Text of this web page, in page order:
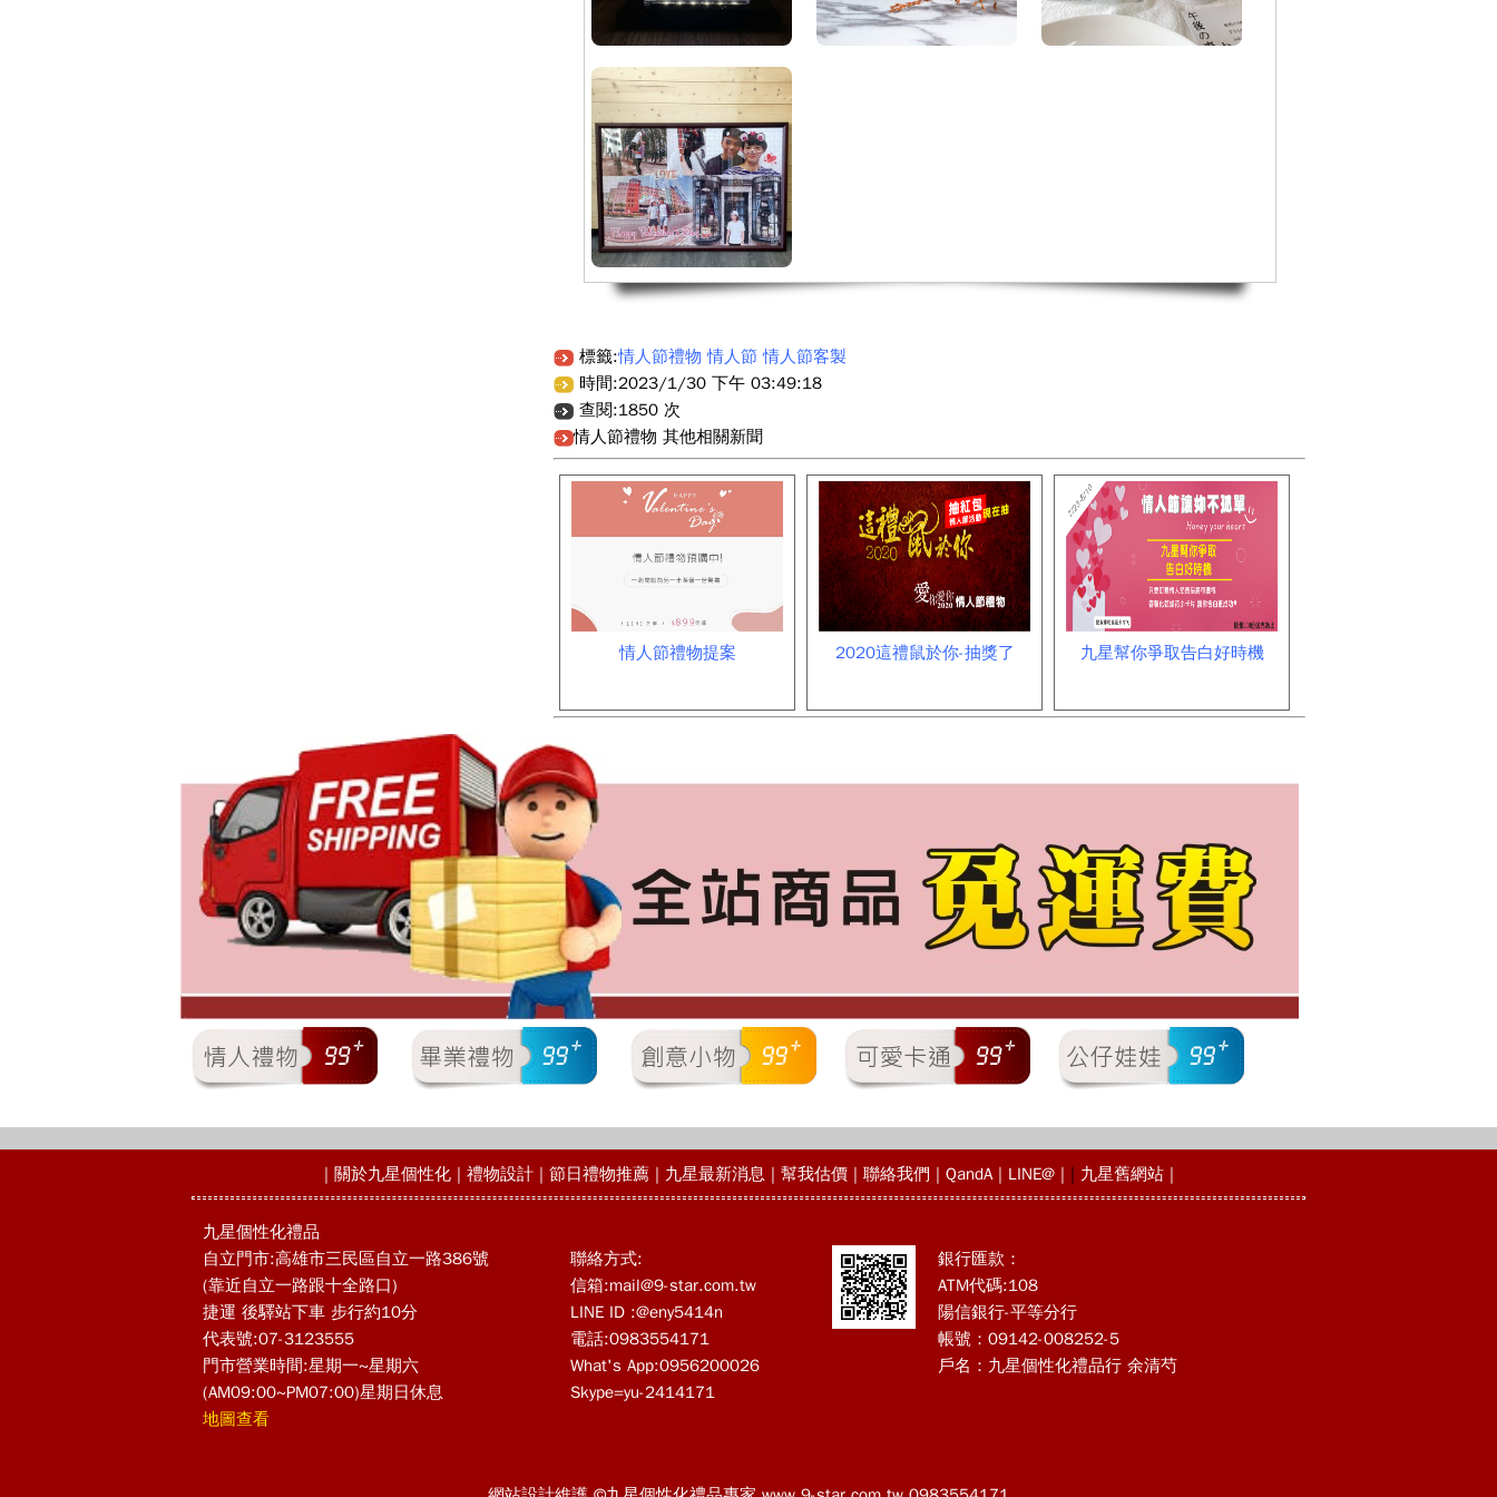
| 關於九星個性化| 禮物設計| 節日禮物推薦| 九星最新消息 | 幫我估價| 聯絡我們 | QandA| LINE@| | 九星舊網站|
九星個性化禮品
自立門市:高雄市三民區自立一路386號
(靠近自立一路跟十全路口)
捷運 後驛站下車 步行約10分
代表號:07-3123555
門市營業時間:星期一~星期六
(AM09:00~PM07:00)星期日休息
地圖查看
聯絡方式:
信箱:mail@9-star.com.tw
LINE ID :@eny5414n
電話:0983554171
What's App:0956200026
Skype=yu-2414171
銀行匯款：
ATM代碼:108
陽信銀行-平等分行
帳號：09142-008252-5
戶名：九星個性化禮品行 余清芍